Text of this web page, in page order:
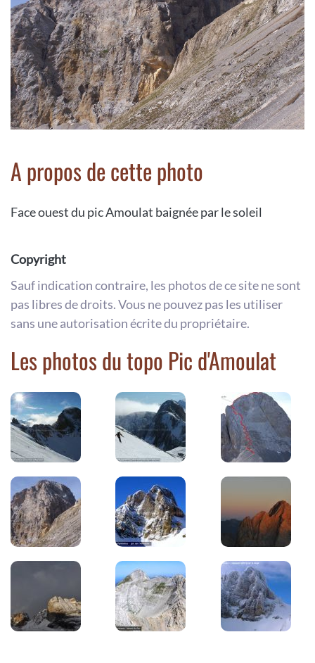
A propos de cette photo
Face ouest du pic Amoulat baignée par le soleil
Copyright
Sauf indication contraire, les photos de ce site ne sont
pas libres de droits. Vous ne pouvez pas les utiliser
sans une autorisation écrite du propriétaire.
Les photos du topo Pic d'Amoulat